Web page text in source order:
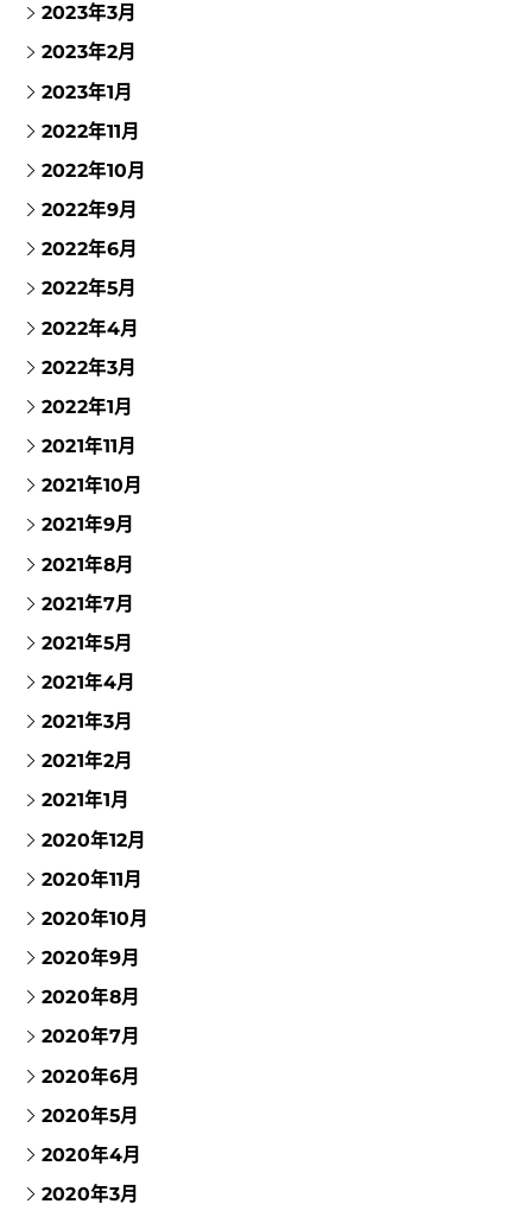
2023年3月
2023年2月
2023年1月
2022年11月
2022年10月
2022年9月
2022年6月
2022年5月
2022年4月
2022年3月
2022年1月
2021年11月
2021年10月
2021年9月
2021年8月
2021年7月
2021年5月
2021年4月
2021年3月
2021年2月
2021年1月
2020年12月
2020年11月
2020年10月
2020年9月
2020年8月
2020年7月
2020年6月
2020年5月
2020年4月
2020年3月